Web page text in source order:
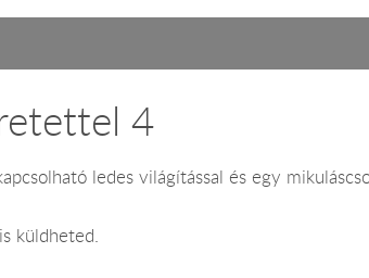
4
ledes világítással és egy
küldheted.